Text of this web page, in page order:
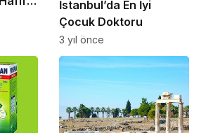
İstanbul’da En İyi
Çocuk Doktoru
3 yıl önce